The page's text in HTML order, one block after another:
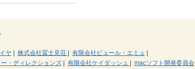
ヤ 株式会社冨士見荘 有限会社ピュール・エミュ
・ディレクションズ| 有限会社ケイダッシュ macソフト開発委員会|